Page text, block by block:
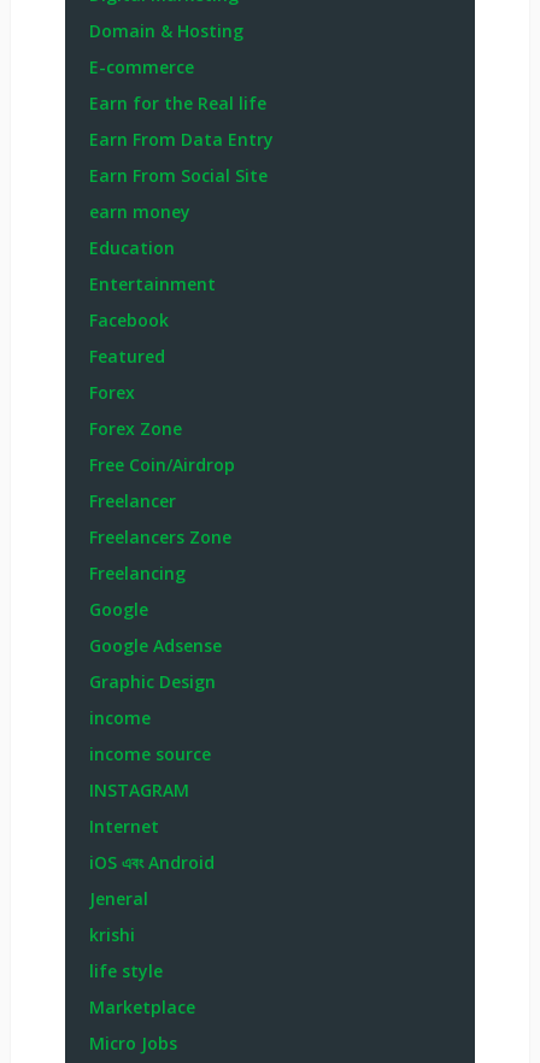
Domain & Hosting
E-commerce
Earn for the Real life
Earn From Data Entry
Earn From Social Site
earn money
Education
Entertainment
Facebook
Featured
Forex
Forex Zone
Free Coin/Airdrop
Freelancer
Freelancers Zone
Freelancing
Google
Google Adsense
Graphic Design
income
income source
INSTAGRAM
Internet
iOS এবং Android
Jeneral
krishi
life style
Marketplace
Micro Jobs